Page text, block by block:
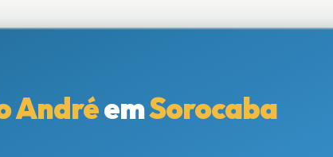
AndréemSorocaba